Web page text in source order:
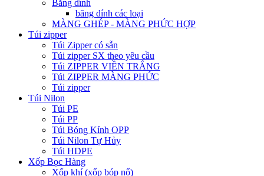
Băng dính
băng dính các loại
MÀNG GHÉP - MÀNG PHỨC HỢP
Túi zipper
Túi Zipper có sẵn
Túi zipper SX theo yêu cầu
Túi ZIPPER VIỀN TRẮNG
Túi ZIPPER MÀNG PHỨC
Túi zipper
Túi Nilon
Túi PE
Túi PP
Túi Bóng Kính OPP
Túi Nilon Tự Hủy
Túi HDPE
Xốp Bọc Hàng
Xốp khí (xốp bóp nổ)